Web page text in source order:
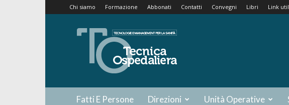
Chi siamo Formazione Abbonati Contatti Convegni Libri Link
Tecnica
Ospedaliera
Fatti E Persone Direzioni Unità Operative